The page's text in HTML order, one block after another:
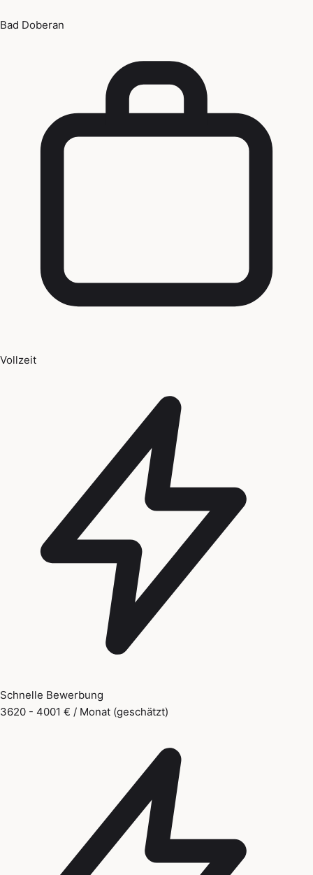
Bad Doberan
Vollzeit
Schnelle Bewerbung
3620 - 4001 € / Monat (geschätzt)